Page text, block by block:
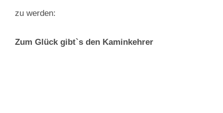
zu werden:
Zum Glück gibt`s den Kaminkehrer